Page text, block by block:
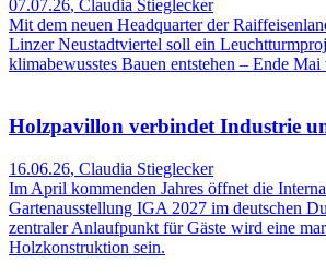
07.07.26, Claudia Stieglecker
Mit dem neuen Headquarter der
Linzer Neustadtviertel soll ein
klimabewusstes Bauen entstehen – Ende Mai
Holzpavillon verbindet Industrie
16.06.26, Claudia Stieglecker
Im April kommenden Jahres öffnet die
Gartenausstellung IGA 2027 im deutschen
zentraler Anlaufpunkt für Gäste wird eine
Holzkonstruktion sein.